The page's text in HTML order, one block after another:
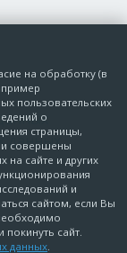
данных
на обработку (в
пользовательских
о
страницы,
совершены
на сайте и других
и
сайтом, если Вы
покинуть сайт.
данных.